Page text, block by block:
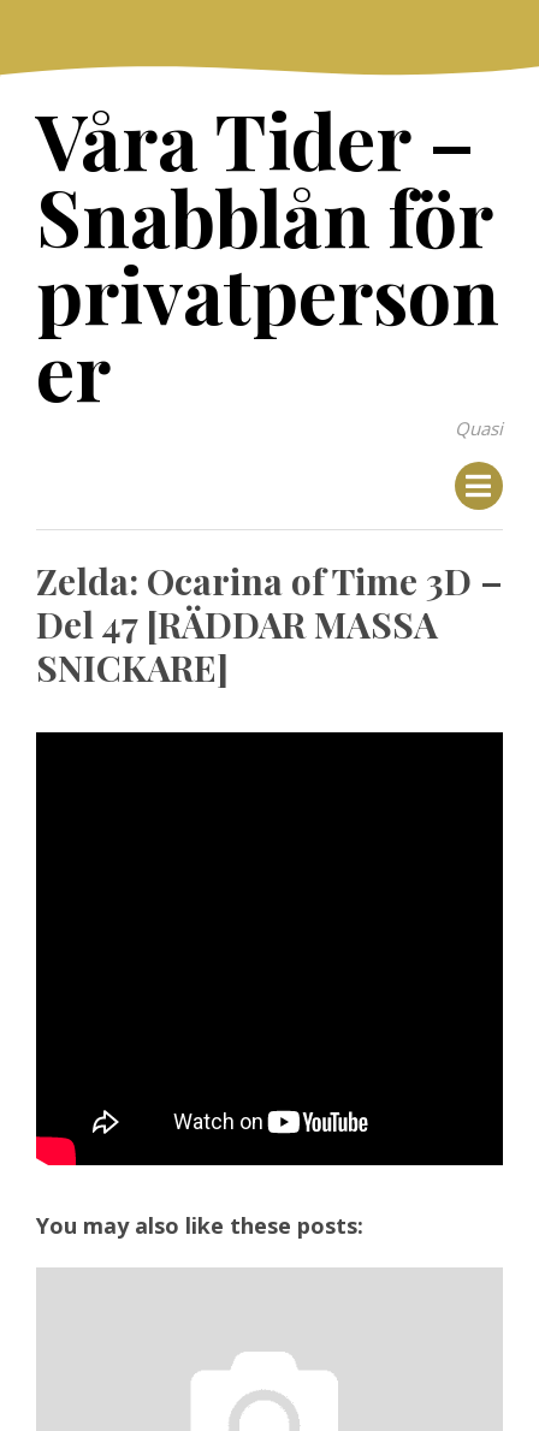
content
Våra Tider –
Snabblån för
privatperson
er
Quasi
Zelda: Ocarina of Time 3D –
Del 47 [RÄDDAR MASSA
SNICKARE]
You may also like these posts: